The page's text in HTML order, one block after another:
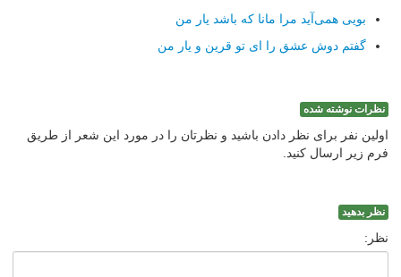
بویی همی‌آید مرا مانا كه باشد یار من
گفتم دوش عشق را ای تو قرین و یار من
نظرات نوشته شده
اولین نفر برای نظر دادن باشید و نظرتان را در مورد این شعر از طریق
فرم زیر ارسال کنید.
نظر بدهید
نظر: